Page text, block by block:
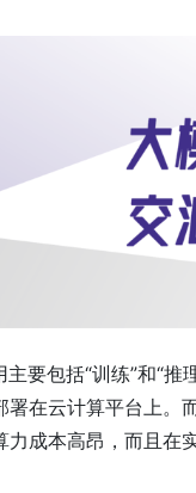
要包括“训练”和“
在云计算平台上。
成本高昂，而且在